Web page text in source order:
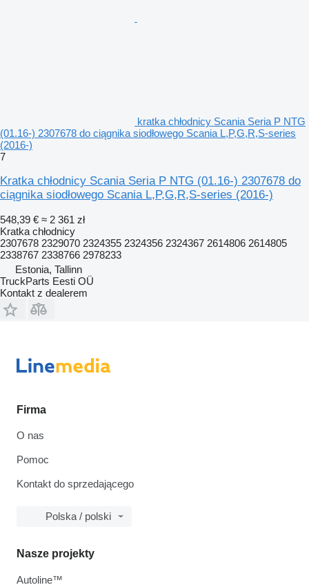
kratka chłodnicy Scania Seria P NTG
(01.16-) 2307678 do ciągnika siodłowego Scania L,P,G,R,S-series
(2016-)
7
Kratka chłodnicy Scania Seria P NTG (01.16-) 2307678 do
ciągnika siodłowego Scania L,P,G,R,S-series (2016-)
548,39 € ≈ 2 361 zł
Kratka chłodnicy
2307678 2329070 2324355 2324356 2324367 2614806 2614805
2338767 2338766 2978233
Estonia, Tallinn
TruckParts Eesti OÜ
Kontakt z dealerem
Firma
O nas
Pomoc
Kontakt do sprzedającego
Polska / polski
Nasze projekty
Autoline™